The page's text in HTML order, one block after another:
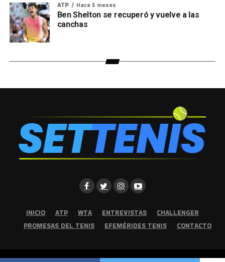
ATP Hace 5 meses
Ben Shelton se recuperó y vuelve a las
canchas
INICIO ATP WTA ENTREVISTAS
CHALLENGER
PROMESAS DEL TENIS
EFEMÉRIDES TENIS CONTACTO